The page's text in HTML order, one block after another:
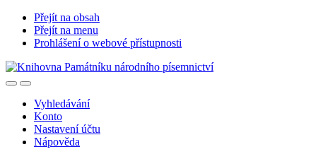
Přejít na obsah
Přejít na menu
Prohlášení o webové přístupnosti
Vyhledávání
Konto
Nastavení účtu
Nápověda